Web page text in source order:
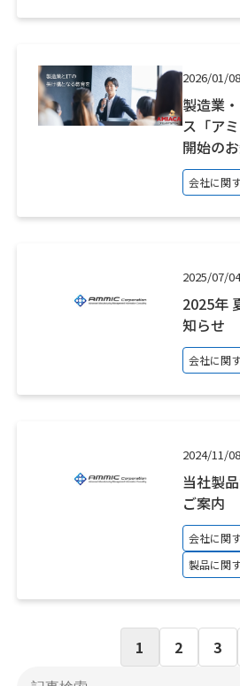
2026/01/08
製造業
ス「ア
開始の
会社に関
2025/07/04
2025年
知らせ
会社に関
2024/11/08
当社製
ご案内
会社に関
製品に関
1 2 3